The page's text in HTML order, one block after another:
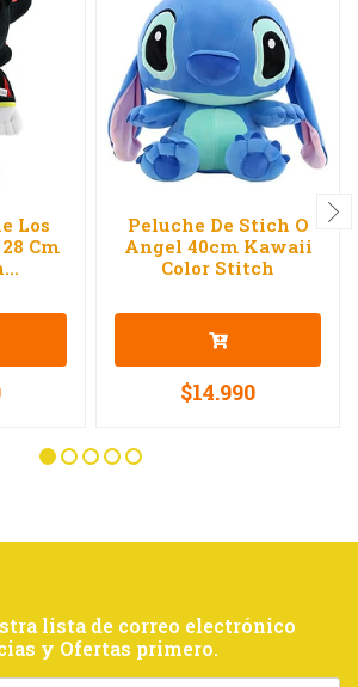
Los
Cm
Peluche De Stich O
Angel 40cm Kawaii
Color Stitch
$14.990
lista de correo electrónico
y Ofertas primero.